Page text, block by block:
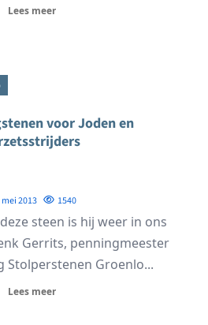
Lees meer
voor Joden en
mei 2013 1540
steen is hij weer in ons
Gerrits, penningmeester
Stolperstenen Groenlo...
Lees meer